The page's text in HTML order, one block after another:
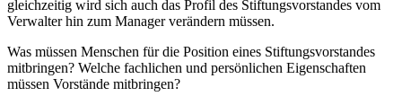
gleichzeitig wird sich auch das Profil des Stiftungsvorstandes vom
Verwalter hin zum Manager verändern müssen.
Was müssen Menschen für die Position eines Stiftungsvorstandes
mitbringen? Welche fachlichen und persönlichen Eigenschaften
müssen Vorstände mitbringen?